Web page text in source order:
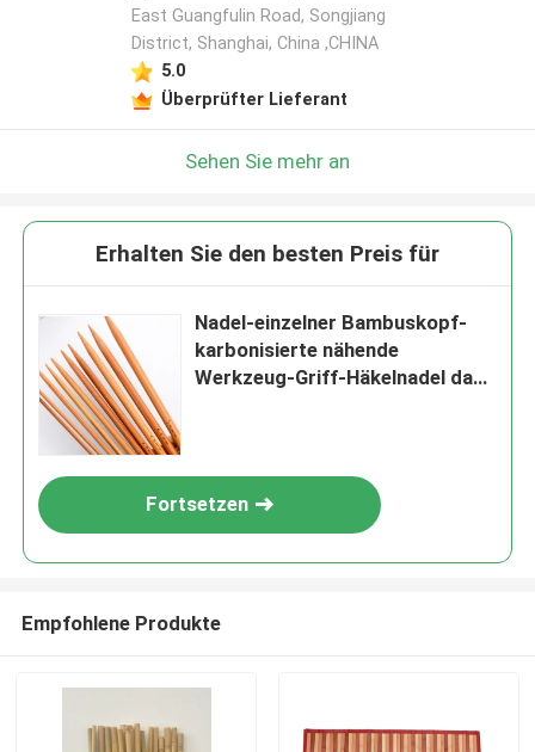
East Guangfulin Road, Songjiang
District, Shanghai, China ,CHINA
5.0
Überprüfter Lieferant
Sehen Sie mehr an
Erhalten Sie den besten Preis für
Nadel-einzelner Bambuskopf-
karbonisierte nähende
Werkzeug-Griff-Häkelnadel das
Fortsetzen
Empfohlene Produkte